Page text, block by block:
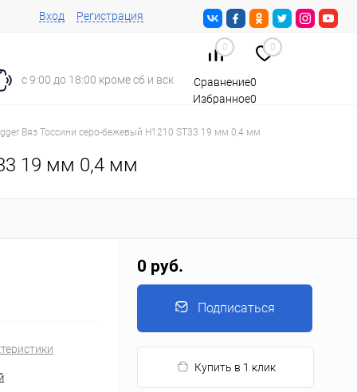
Вход Регистрация
с 9:00 до 18:00 кроме сб и вск
0 0
Сравнение0
Избранное0
Вяз Тоссини серо-бежевый H1210 ST33 19 мм 0,4 мм
19 мм 0,4 мм
0 руб.
Подписаться
Купить в 1 клик